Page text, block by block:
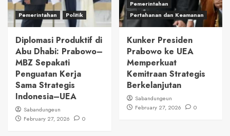
Pemerintahan Politik
Diplomasi Produktif di
Abu Dhabi: Prabowo–
MBZ Sepakati
Penguatan Kerja
Sama Strategis
Indonesia–UEA
Sabandungeun
February 27, 2026
0
Pemerintahan
Pertahanan dan Keamanan
Kunker Presiden
Prabowo ke UEA
Memperkuat
Kemitraan Strategis
Berkelanjutan
Sabandungeun
February 27, 2026
0